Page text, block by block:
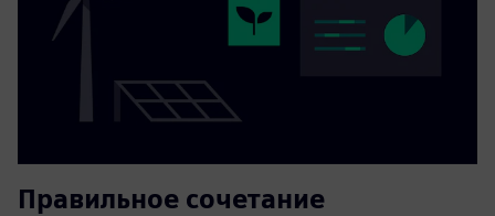
Правильное сочетание